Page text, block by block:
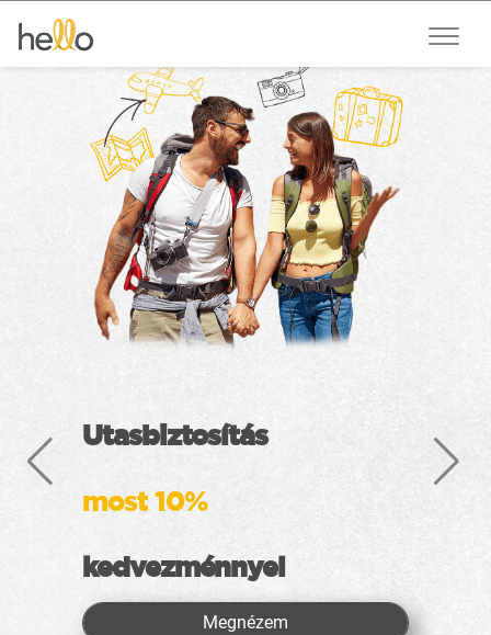
Utasbiztosítás
most 10%
kedvezménnyel
Megnézem